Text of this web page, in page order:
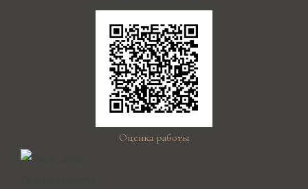
Оценка работы